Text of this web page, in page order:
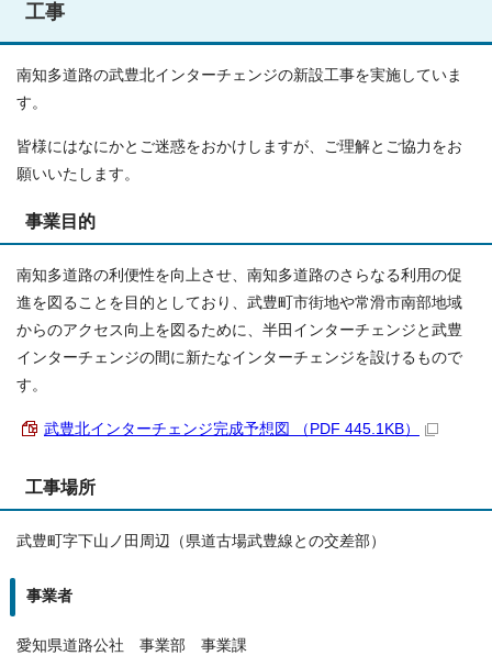
工事
南知多道路の武豊北インターチェンジの新設工事を実施していま
す。
皆様にはなにかとご迷惑をおかけしますが、ご理解とご協力をお
願いいたします。
事業目的
南知多道路の利便性を向上させ、南知多道路のさらなる利用の促
進を図ることを目的としており、武豊町市街地や常滑市南部地域
からのアクセス向上を図るために、半田インターチェンジと武豊
インターチェンジの間に新たなインターチェンジを設けるもので
す。
武豊北インターチェンジ完成予想図 （PDF 445.1KB）
工事場所
武豊町字下山ノ田周辺（県道古場武豊線との交差部）
事業者
愛知県道路公社 事業部 事業課